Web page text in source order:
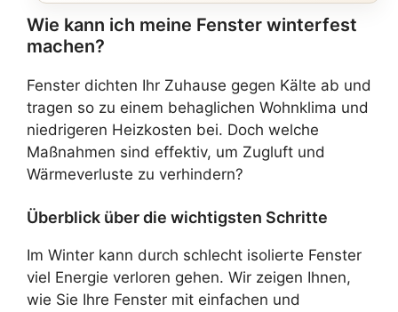
Wie kann ich meine Fenster winterfest
machen?
Fenster dichten Ihr Zuhause gegen Kälte ab und
tragen so zu einem behaglichen Wohnklima und
niedrigeren Heizkosten bei. Doch welche
Maßnahmen sind effektiv, um Zugluft und
Wärmeverluste zu verhindern?
Überblick über die wichtigsten Schritte
Im Winter kann durch schlecht isolierte Fenster
viel Energie verloren gehen. Wir zeigen Ihnen,
wie Sie Ihre Fenster mit einfachen und